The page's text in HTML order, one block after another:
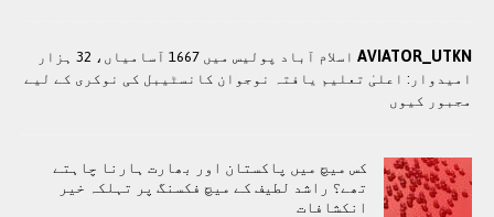
AVIATOR_UTKN
اسلام آباد پولیس میں 1667 آسامیاں، 32 ہزار
امیدوار: اعلیٰ تعلیم یافتہ نوجوان کانسٹیبل کی نوکری کے لیے
مجبور کیوں
کس میچ میں پاکستان اور بھارت ہارنا چاہتے
تھے؟ راشد لطیف کے میچ فکسنگ پر تہلکہ خیر
انکشافات